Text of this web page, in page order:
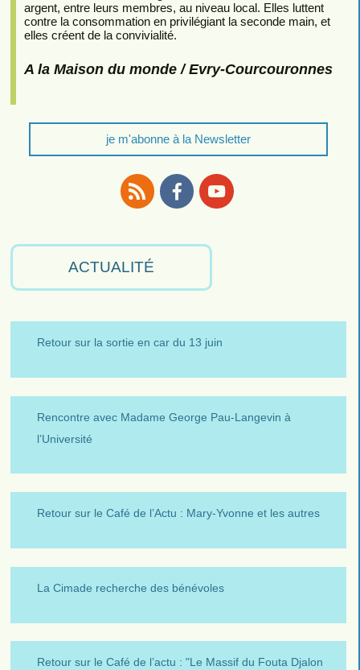
argent, entre leurs membres, au niveau local. Elles luttent
contre la consommation en privilégiant la seconde main, et
elles créent de la convivialité.
A la Maison du monde / Evry-Courcouronnes
je m'abonne à la Newsletter
ACTUALITÉ
Retour sur la sortie en car du 13 juin
Rencontre avec Madame George Pau-Langevin à
l’Université
Retour sur le Café de l’Actu : Mary-Yvonne et les autres
La Cimade recherche des bénévoles
Retour sur le Café de l’actu : "Le Massif du Fouta Djalon